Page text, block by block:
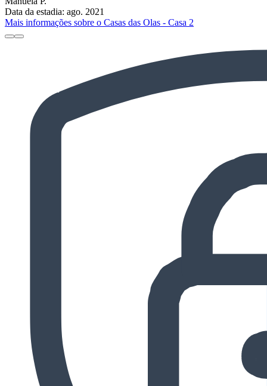
Data da estadia: ago. 2021
Mais informações sobre o Casas das Olas - Casa 2